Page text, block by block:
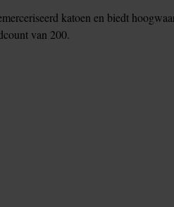
katoen en biedt
van 200.